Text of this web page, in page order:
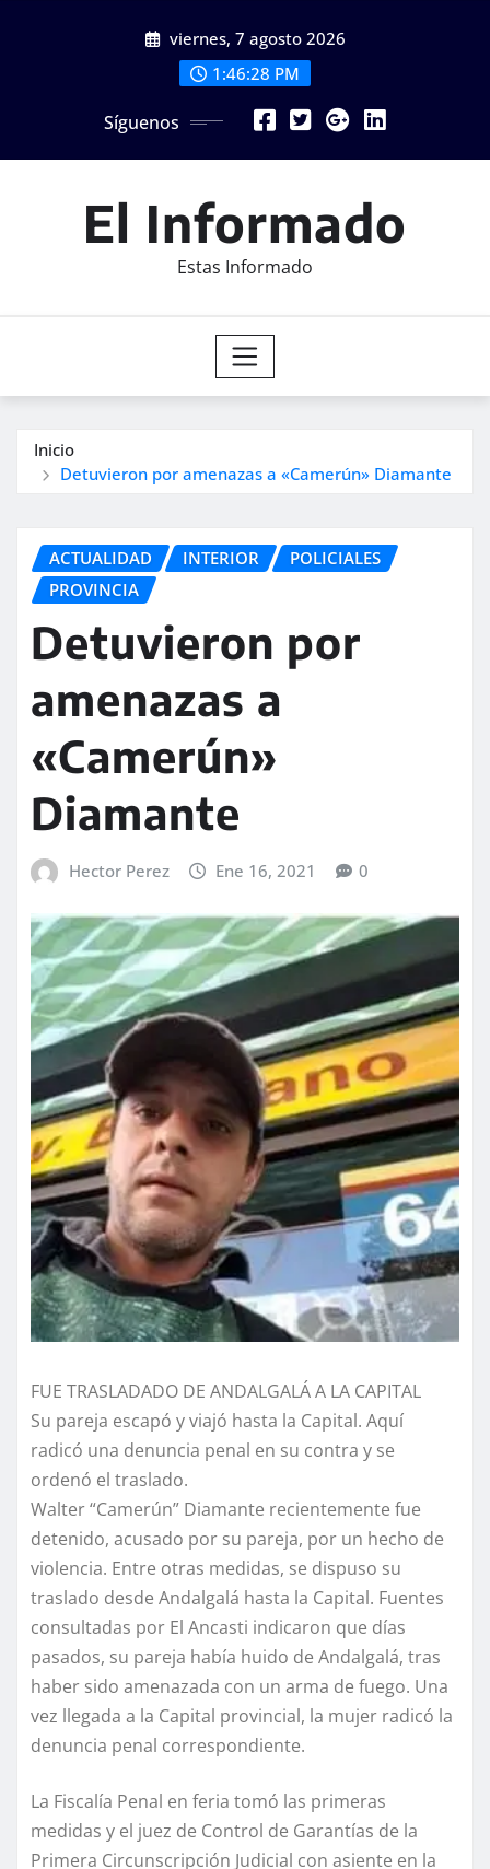
viernes, 7 agosto 2026
1:46:30 PM
Síguenos
El Informado
Estas Informado
Inicio
Detuvieron por amenazas a «Camerún» Diamante
ACTUALIDAD INTERIOR
POLICIALES
PROVINCIA
Detuvieron por
amenazas a
«Camerún»
Diamante
Hector Perez Ene 16, 2021 0
FUE TRASLADADO DE ANDALGALÁ A LA CAPITAL
Su pareja escapó y viajó hasta la Capital. Aquí
radicó una denuncia penal en su contra y se
ordenó el traslado.
Walter “Camerún” Diamante recientemente fue
detenido, acusado por su pareja, por un hecho de
violencia. Entre otras medidas, se dispuso su
traslado desde Andalgalá hasta la Capital. Fuentes
consultadas por El Ancasti indicaron que días
pasados, su pareja había huido de Andalgalá, tras
haber sido amenazada con un arma de fuego. Una
vez llegada a la Capital provincial, la mujer radicó la
denuncia penal correspondiente.
La Fiscalía Penal en feria tomó las primeras
medidas y el juez de Control de Garantías de la
Primera Circunscripción Judicial con asiente en la